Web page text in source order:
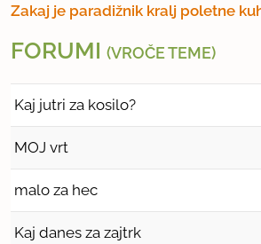
Zakaj je paradižnik kralj poletne
FORUMI (VROČE TEME)
Kaj jutri za kosilo?
MOJ vrt
malo za hec
Kaj danes za zajtrk